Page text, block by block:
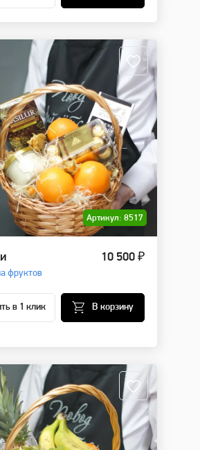
Артикул: 8517
фруктов
10 500 ₽
в 1 клик В корзину